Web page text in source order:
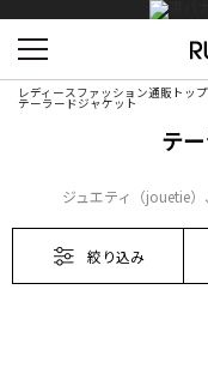
レディースファッション通販トップ
テーラードジャケット
テ
ジュエティ（jouetie）
絞り込み